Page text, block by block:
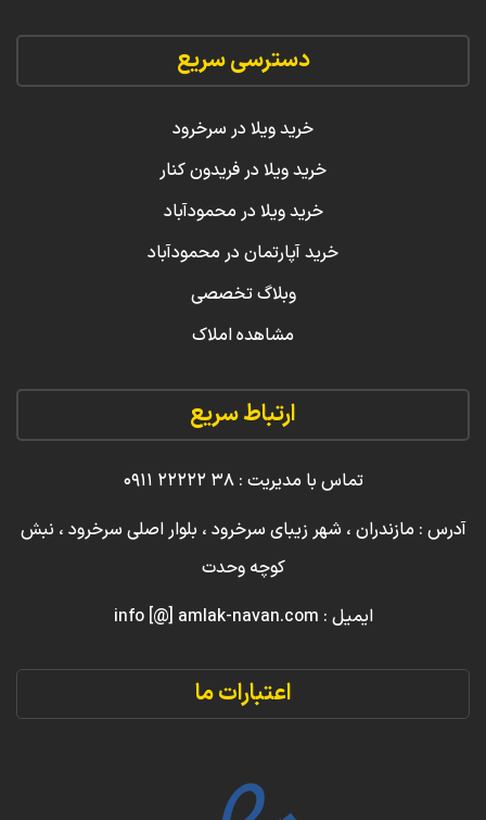
دسترسی سریع
خرید ویلا در سرخرود
خرید ویلا در فریدون کنار
خرید ویلا در محمودآباد
خرید آپارتمان در محمودآباد
وبلاگ تخصصی
مشاهده املاک
ارتباط سریع
تماس با مدیریت : ۳۸ ۲۲۲۲۲ ۰۹۱۱
آدرس : مازندران ، شهر زیبای سرخرود ، بلوار اصلی سرخرود ، نبش
کوچه وحدت
ایمیل : info [@] amlak-navan.com
اعتبارات ما